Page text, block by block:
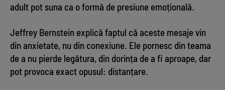
adult pot suna ca o formă de presiune emoțională.
Jeffrey Bernstein explică faptul că aceste mesaje vin
din anxietate, nu din conexiune. Ele pornesc din teama
de a nu pierde legătura, din dorința de a fi aproape, dar
pot provoca exact opusul: distanțare.